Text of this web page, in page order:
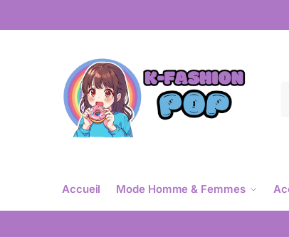
Accueil Mode Homme & Femmes